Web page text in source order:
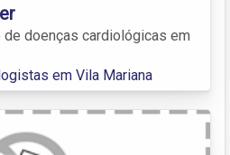
doenças cardiológicas em
em Vila Mariana